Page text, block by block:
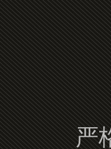
严格意